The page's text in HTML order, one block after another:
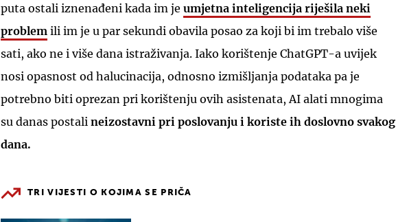
puta ostali iznenađeni kada im je umjetna inteligencija riješila neki
problem ili im je u par sekundi obavila posao za koji bi im trebalo više
sati, ako ne i više dana istraživanja. Iako korištenje ChatGPT-a uvijek
nosi opasnost od halucinacija, odnosno izmišljanja podataka pa je
potrebno biti oprezan pri korištenju ovih asistenata, AI alati mnogima
su danas postali neizostavni pri poslovanju i koriste ih doslovno svakog
dana.
TRI VIJESTI O KOJIMA SE PRIČA